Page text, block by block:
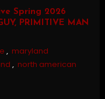
Spring 2026
PRIMITIVE MAN
, maryland
, north american